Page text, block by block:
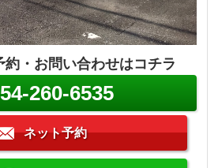
約・お問い合わせはコチラ
260-6535
ネット予約